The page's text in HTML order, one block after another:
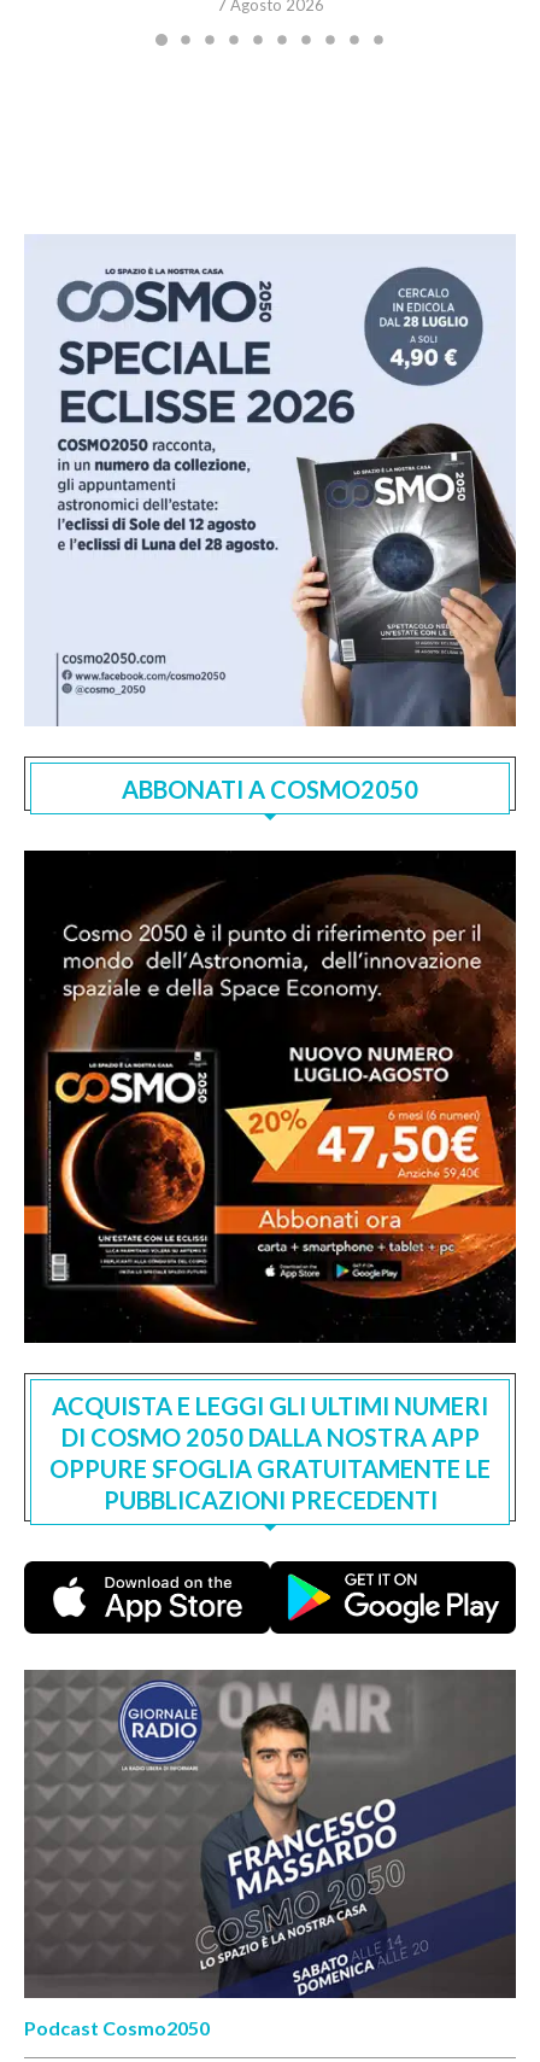
7 Agosto 2026
ABBONATI A COSMO2050
ACQUISTA E LEGGI GLI ULTIMI NUMERI
DI COSMO 2050 DALLA NOSTRA APP
OPPURE SFOGLIA GRATUITAMENTE LE
PUBBLICAZIONI PRECEDENTI
Podcast Cosmo2050